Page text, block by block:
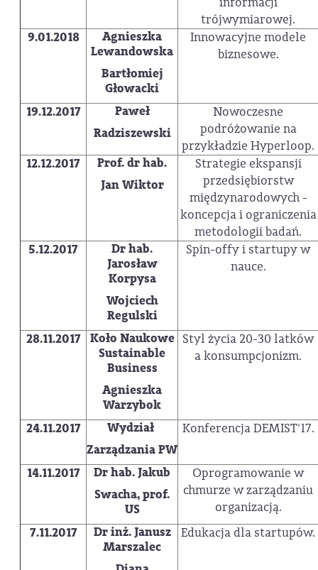
trójwymiarowej.
9.01.2018
Agnieszka
Lewandowska
Bartłomiej
Głowacki
Innowacyjne modele
biznesowe.
19.12.2017
Paweł
Radziszewski
Nowoczesne
podróżowanie na
przykładzie Hyperloop.
12.12.2017
Prof. dr hab.
Jan Wiktor
Strategie ekspansji
przedsiębiorstw
międzynarodowych -
koncepcja i ograniczenia
metodologii badań.
5.12.2017
Dr hab.
Jarosław
Korpysa
Wojciech
Regulski
Spin-offy i startupy w
nauce.
28.11.2017 Koło Naukowe
Sustainable
Business
Agnieszka
Warzybok
Styl życia 20-30 latków
a konsumpcjonizm.
24.11.2017
Wydział
Zarządzania PW
Konferencja DEMIST'17.
14.11.2017
Dr hab. Jakub
Swacha, prof.
US
Oprogramowanie w
chmurze w zarządzaniu
organizacją.
7.11.2017
Dr inż. Janusz
Marszalec
Edukacja dla startupów.